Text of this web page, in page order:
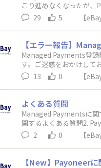
②に該当する方は、クレ
窓口までお問い合わせい
お進めいただけますよ
er Hub > Paymentに「
めてください。３．（
にご登録ください。＜
を進めてください。以前
ードを設定しながら
こり進めなくなったが
制限はかからないのか？
をSeller様ご自身で確認
下記①のプロセス完了と
プまで手続きが完了し
①までのプロセスは完了
れていたとしても、これ
表示されます。大事な
す。 以上、Managed
す。
29 5 【
【エラー報告】
Managed Payments登録
す。ご迷惑をおかけし
ー※別途Payoneerからは
エラーであることが確認
申し上げます。1. sync
ates?’より情報更新い
ドが登録できないエラ
のシステムにて起こって
をお試しいただくようお
さい。②Billing addressと
っている場合に追加でご
すが、Payoneerからの
出前の工程が完了して
13 0 【
よくある質問
Managed Paymentsに関
関するよくある質問2.
2
0 【
【New】Payoneer